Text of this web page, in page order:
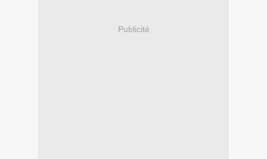
Publicité